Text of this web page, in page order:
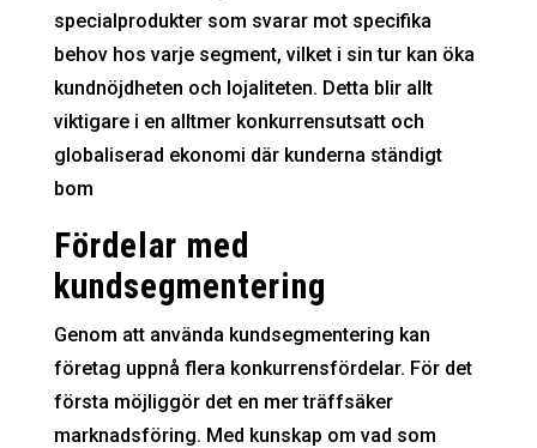
specialprodukter som svarar mot specifika
behov hos varje segment, vilket i sin tur kan öka
kundnöjdheten och lojaliteten. Detta blir allt
viktigare i en alltmer konkurrensutsatt och
globaliserad ekonomi där kunderna ständigt
bom
Fördelar med
kundsegmentering
Genom att använda kundsegmentering kan
företag uppnå flera konkurrensfördelar. För det
första möjliggör det en mer träffsäker
marknadsföring. Med kunskap om vad som